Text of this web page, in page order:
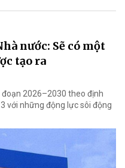
nước: Sẽ có một
tạo ra
đoạn 2026–2030 theo định
với những động lực sôi động